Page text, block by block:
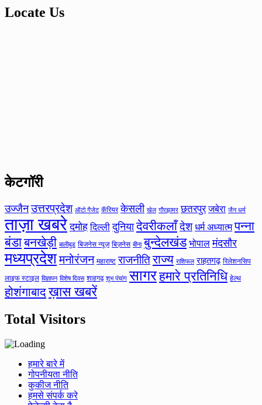
Locate Us
केटगॉरी
उज्जैन उत्तरप्रदेश ऑटो गैजेट कॅरियर केसली खेल गौरझामर छतरपुर जबेरा जैन धर्म
ताज़ा खबरे दमोह दिल्ली दुनिया देवरीकलाँदेश धर्म अध्यात्म पन्ना
बंडाबनखेड़ी बालीबुड बिजनेस न्यूज़ बिज़नेस बीना बुन्देलखंड भोपाल मंदसौर
मध्यप्रदेशमनोरंजन महाराष्ट राजनीतिराज्य राशिफल राहतगढ़ रिलेशनसिप
लाइफ स्टाइल विज्ञापन विशेष दिवस शाहगढ़ शुभ पंचांग सागरहमारे प्रतिनिधि हेल्थ
होशंगाबादख़ास खबरें
Total Visitors
हमारे बारे में
गोपनीयता नीति
कुकीज नीति
हमसे संपर्क करे